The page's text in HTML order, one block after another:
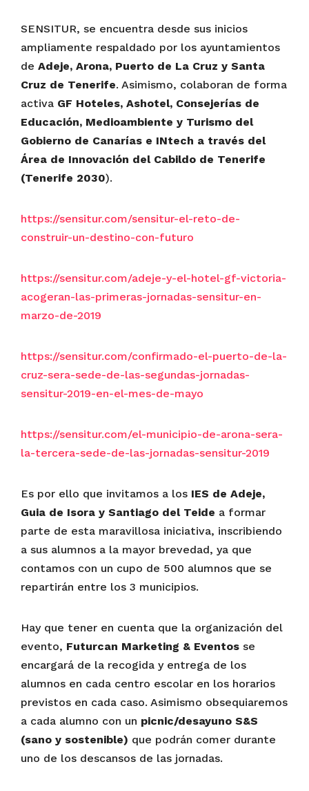
SENSITUR, se encuentra desde sus inicios
ampliamente respaldado por los ayuntamientos
de Adeje, Arona, Puerto de La Cruz y Santa
Cruz de Tenerife. Asimismo, colaboran de forma
activa GF Hoteles, Ashotel, Consejerías de
Educación, Medioambiente y Turismo del
Gobierno de Canarías e INtech a través del
Área de Innovación del Cabildo de Tenerife
(Tenerife 2030).
https://sensitur.com/sensitur-el-reto-de-
construir-un-destino-con-futuro
https://sensitur.com/adeje-y-el-hotel-gf-victoria-
acogeran-las-primeras-jornadas-sensitur-en-
marzo-de-2019
https://sensitur.com/confirmado-el-puerto-de-la-
cruz-sera-sede-de-las-segundas-jornadas-
sensitur-2019-en-el-mes-de-mayo
https://sensitur.com/el-municipio-de-arona-sera-
la-tercera-sede-de-las-jornadas-sensitur-2019
Es por ello que invitamos a los IES de Adeje,
Guia de Isora y Santiago del Teide a formar
parte de esta maravillosa iniciativa, inscribiendo
a sus alumnos a la mayor brevedad, ya que
contamos con un cupo de 500 alumnos que se
repartirán entre los 3 municipios.
Hay que tener en cuenta que la organización del
evento, Futurcan Marketing & Eventos se
encargará de la recogida y entrega de los
alumnos en cada centro escolar en los horarios
previstos en cada caso. Asimismo obsequiaremos
a cada alumno con un picnic/desayuno S&S
(sano y sostenible) que podrán comer durante
uno de los descansos de las jornadas.